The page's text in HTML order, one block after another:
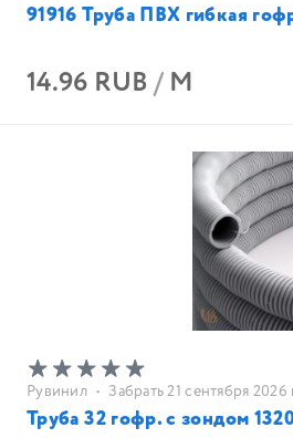
91916 Труба ПВХ гибкая
14.96 RUB/ М
Рувинил • Забрать 21 сентября 2026
Труба 32 гофр. с зондом